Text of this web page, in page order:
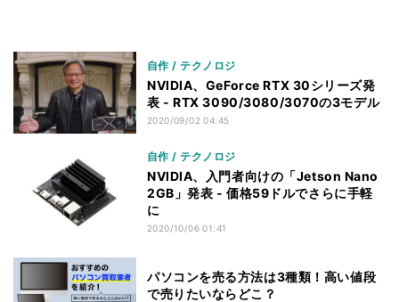
自作 / テクノロジ
NVIDIA、GeForce RTX 30シリーズ発
表 - RTX 3090/3080/3070の3モデル
2020/09/02 04:45
自作 / テクノロジ
NVIDIA、入門者向けの「Jetson Nano
2GB」発表 - 価格59ドルでさらに手軽
に
2020/10/06 01:41
パソコンを売る方法は3種類！高い値段
で売りたいならどこ？